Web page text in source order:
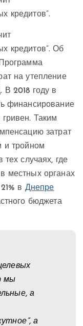
кредитов”.
кредитов”. Об
на утепление
2018 году в
финансирование
Таким
затрат
и тройном
случаях, где
местных органах
в Днепре
бюджета
мы
а
а